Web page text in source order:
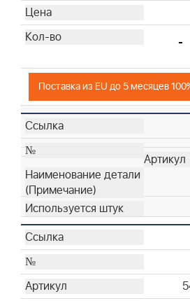
-
Поставка из EU до 5 месяцев